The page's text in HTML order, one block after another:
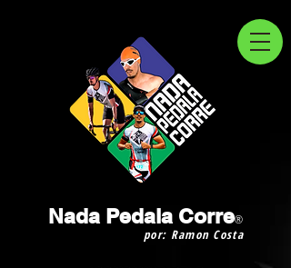
Nada Pedala Corre®
por: Ramon Costa